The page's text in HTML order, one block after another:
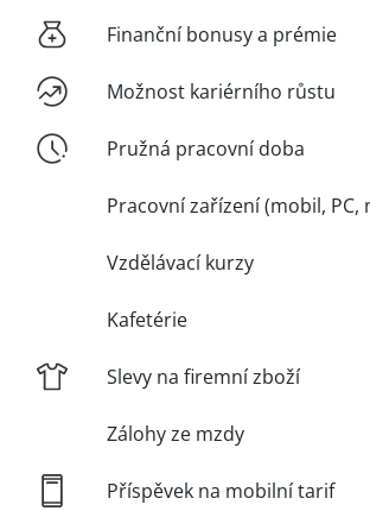
Finanční bonusy a prémie
Možnost kariérního růstu
Pružná pracovní doba
Pracovní zařízení (mobil, PC,
Vzdělávací kurzy
Kafetérie
Slevy na firemní zboží
Zálohy ze mzdy
Příspěvek na mobilní tarif